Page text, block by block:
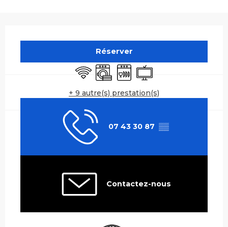
Réserver
WiFi Lave lingeLave vaisselle
Télévision
+ 9 autre(s) prestation(s)
07 43 30 87 ▒▒
Contactez-nous